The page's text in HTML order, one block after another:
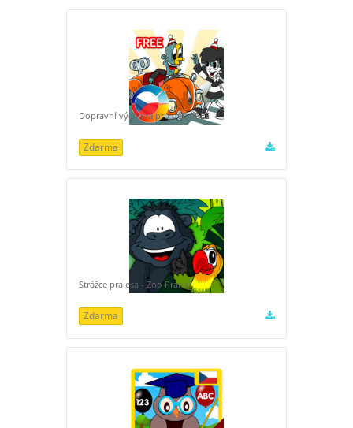
Dopravní výchova pro děti FREE
Zdarma
Strážce pralesa - Zoo Praha
Zdarma